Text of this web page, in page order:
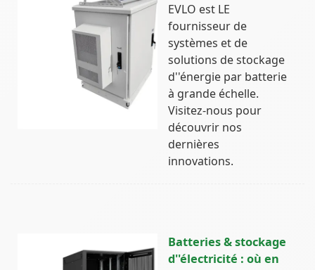
EVLO est LE
fournisseur de
systèmes et de
solutions de stockage
d''énergie par batterie
à grande échelle.
Visitez-nous pour
découvrir nos
dernières
innovations.
Batteries & stockage
d''électricité : où en